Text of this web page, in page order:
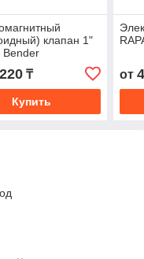
клапан 1"
₸
Купить
от